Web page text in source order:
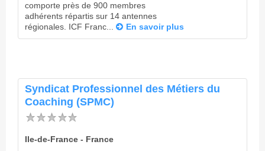
comporte près de 900 membres
adhérents répartis sur 14 antennes
régionales. ICF Franc...
En savoir plus
Syndicat Professionnel des Métiers du
Coaching (SPMC)
Ile-de-France - France